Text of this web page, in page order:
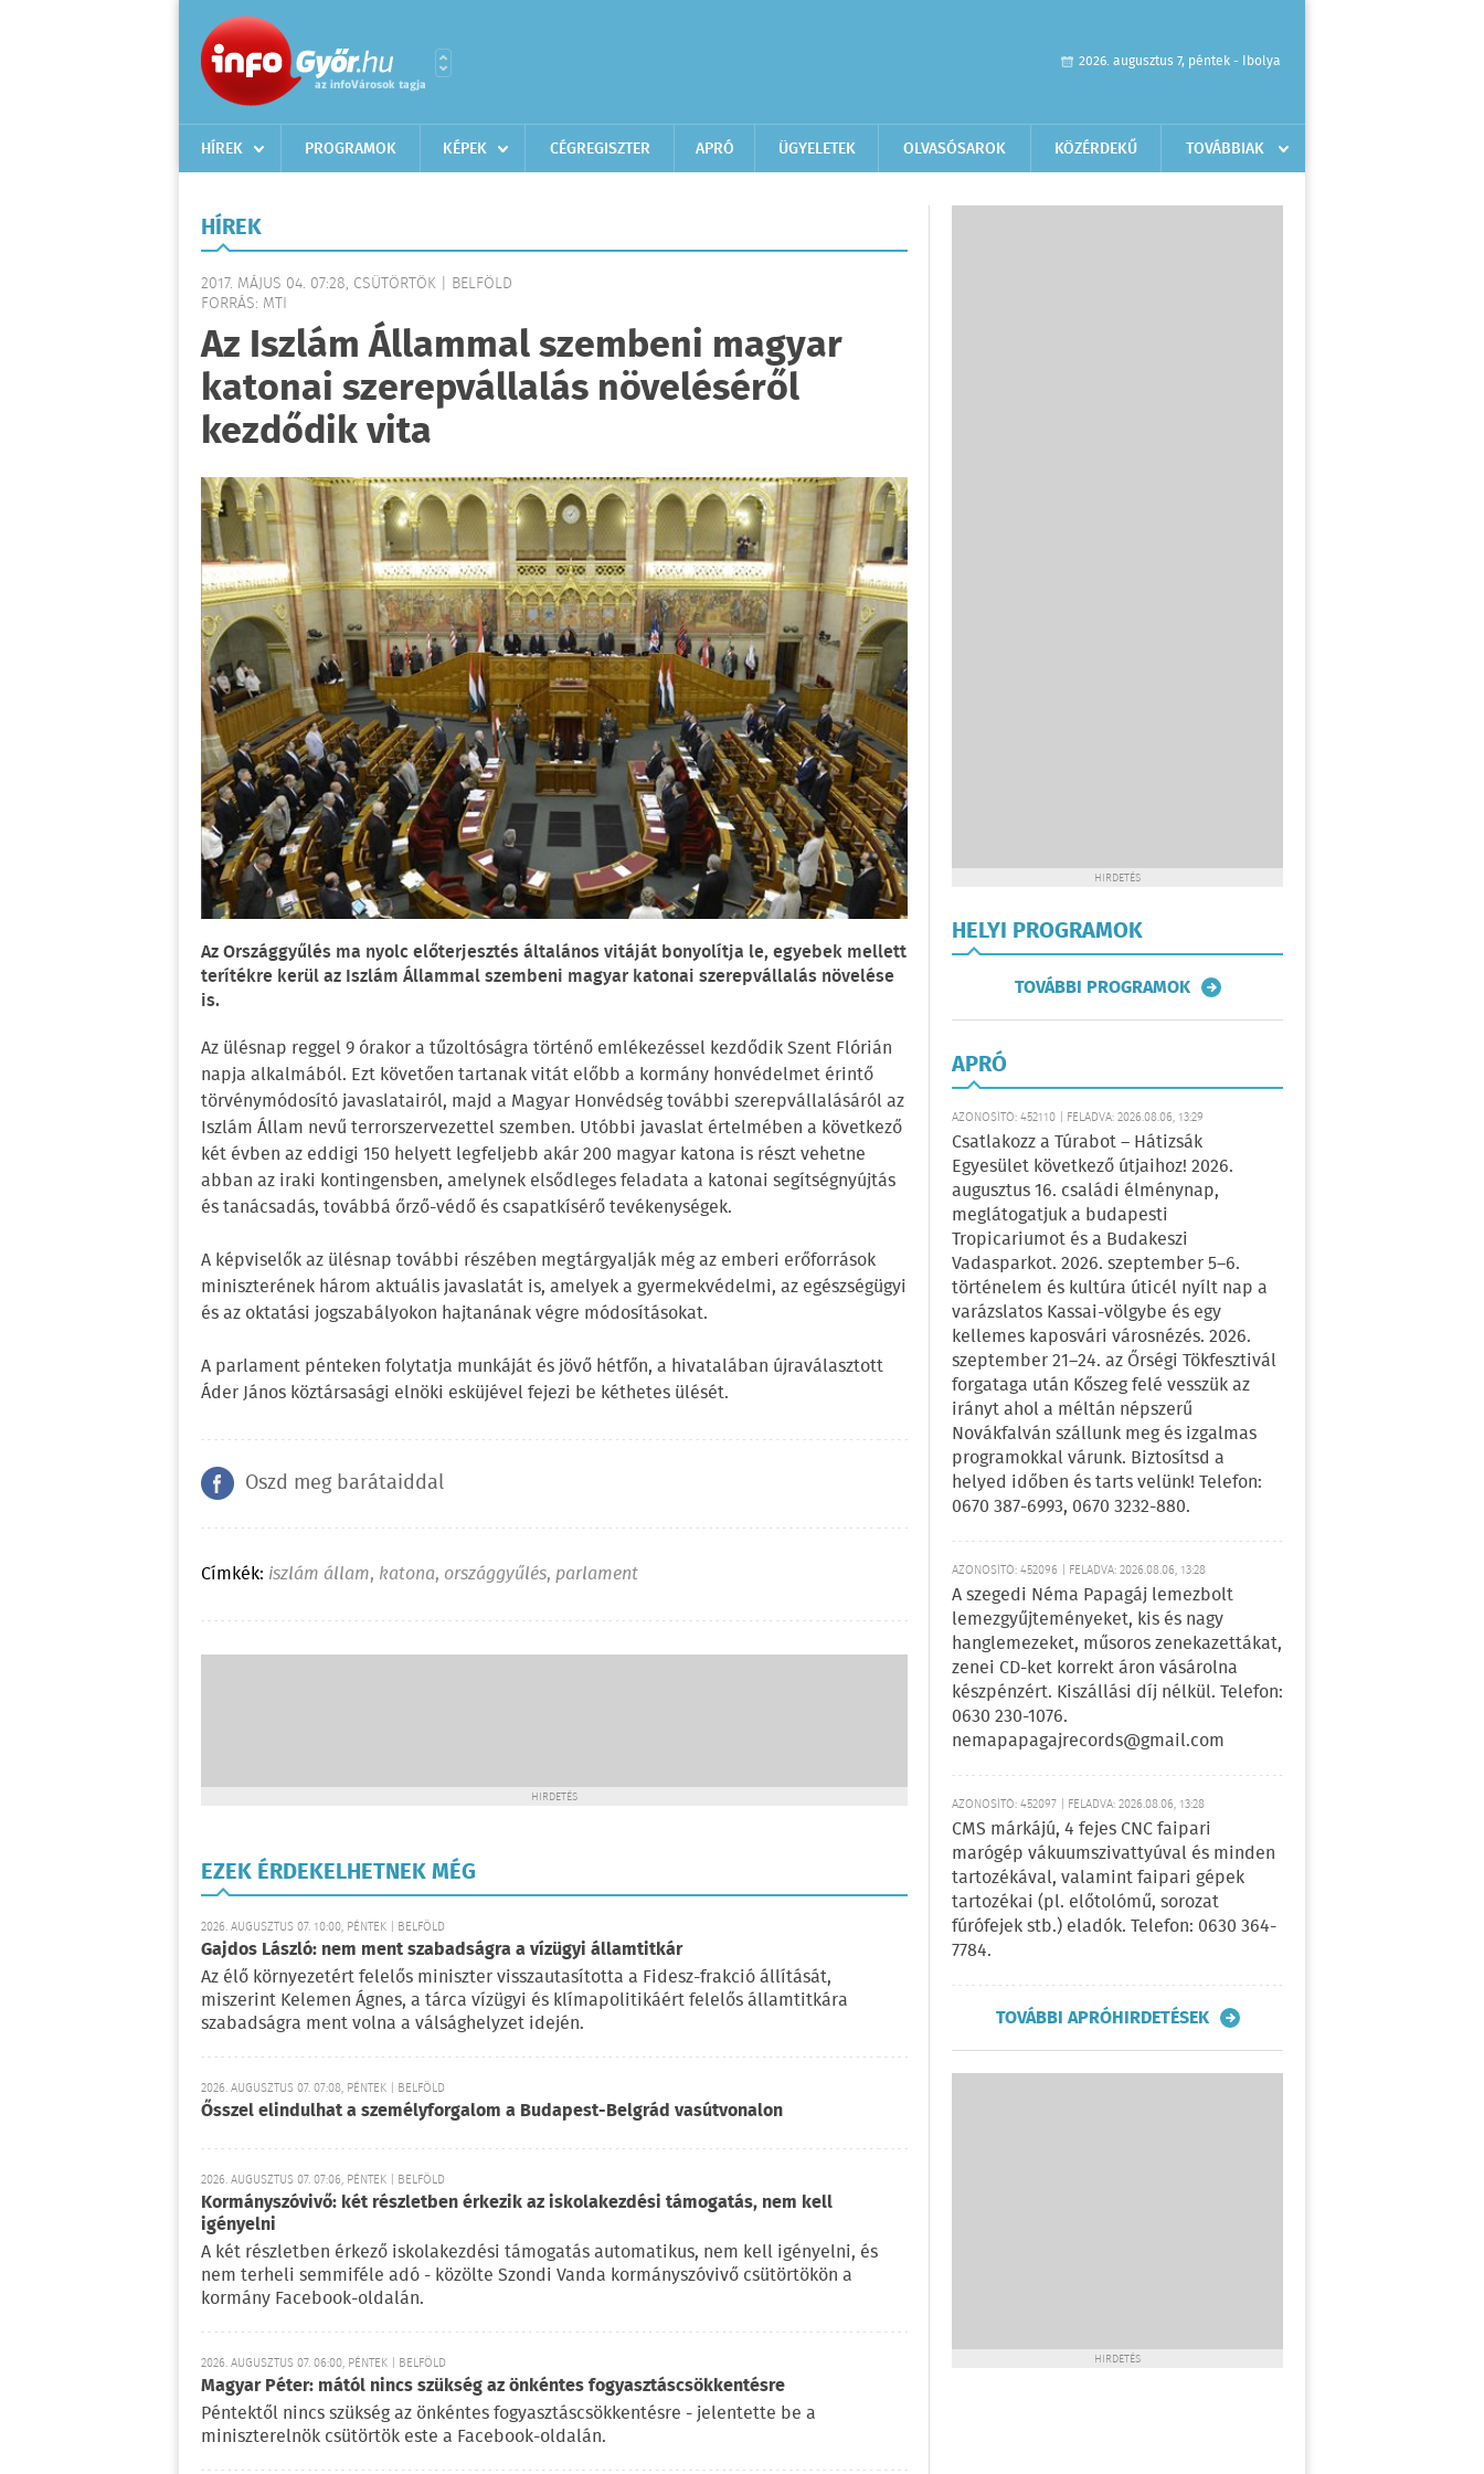
2026. augusztus 7, péntek - Ibolya
HÍREK PROGRAMOK KÉPEK CÉGREGISZTER APRÓ ÜGYELETEK OLVASÓSAROK KÖZÉRDEKŰ TOVÁBBIAK
HÍREK
2017. MÁJUS 04. 07:28, CSÜTÖRTÖK | BELFÖLD
FORRÁS: MTI
Az Iszlám Állammal szembeni magyar
katonai szerepvállalás növeléséről
kezdődik vita
Az Országgyűlés ma nyolc előterjesztés általános vitáját bonyolítja le, egyebek mellett
terítékre kerül az Iszlám Állammal szembeni magyar katonai szerepvállalás növelése
is.
Az ülésnap reggel 9 órakor a tűzoltóságra történő emlékezéssel kezdődik Szent Flórián
napja alkalmából. Ezt követően tartanak vitát előbb a kormány honvédelmet érintő
törvénymódosító javaslatairól, majd a Magyar Honvédség további szerepvállalásáról az
Iszlám Állam nevű terrorszervezettel szemben. Utóbbi javaslat értelmében a következő
két évben az eddigi 150 helyett legfeljebb akár 200 magyar katona is részt vehetne
abban az iraki kontingensben, amelynek elsődleges feladata a katonai segítségnyújtás
és tanácsadás, továbbá őrző-védő és csapatkísérő tevékenységek.
A képviselők az ülésnap további részében megtárgyalják még az emberi erőforrások
miniszterének három aktuális javaslatát is, amelyek a gyermekvédelmi, az egészségügyi
és az oktatási jogszabályokon hajtanának végre módosításokat.
A parlament pénteken folytatja munkáját és jövő hétfőn, a hivatalában újraválasztott
Áder János köztársasági elnöki esküjével fejezi be kéthetes ülését.
Oszd meg barátaiddal
Címkék: iszlám állam, katona, országgyűlés, parlament
HIRDETÉS
EZEK ÉRDEKELHETNEK MÉG
2026. AUGUSZTUS 07. 10:00, PÉNTEK | BELFÖLD
Gajdos László: nem ment szabadságra a vízügyi államtitkár
Az élő környezetért felelős miniszter visszautasította a Fidesz-frakció állítását,
miszerint Kelemen Ágnes, a tárca vízügyi és klímapolitikáért felelős államtitkára
szabadságra ment volna a válsághelyzet idején.
2026. AUGUSZTUS 07. 07:08, PÉNTEK | BELFÖLD
Ősszel elindulhat a személyforgalom a Budapest-Belgrád vasútvonalon
2026. AUGUSZTUS 07. 07:06, PÉNTEK | BELFÖLD
Kormányszóvivő: két részletben érkezik az iskolakezdési támogatás, nem kell
igényelni
A két részletben érkező iskolakezdési támogatás automatikus, nem kell igényelni, és
nem terheli semmiféle adó - közölte Szondi Vanda kormányszóvivő csütörtökön a
kormány Facebook-oldalán.
2026. AUGUSZTUS 07. 06:00, PÉNTEK | BELFÖLD
Magyar Péter: mától nincs szükség az önkéntes fogyasztáscsökkentésre
Péntektől nincs szükség az önkéntes fogyasztáscsökkentésre - jelentette be a
miniszterelnök csütörtök este a Facebook-oldalán.
HIRDETÉS
HELYI PROGRAMOK
TOVÁBBI PROGRAMOK
APRÓ
AZONOSÍTÓ: 452110 | FELADVA: 2026.08.06, 13:29
Csatlakozz a Túrabot – Hátizsák
Egyesület következő útjaihoz! 2026.
augusztus 16. családi élménynap,
meglátogatjuk a budapesti
Tropicariumot és a Budakeszi
Vadasparkot. 2026. szeptember 5–6.
történelem és kultúra úticél nyílt nap a
varázslatos Kassai-völgybe és egy
kellemes kaposvári városnézés. 2026.
szeptember 21–24. az Őrségi Tökfesztivál
forgataga után Kőszeg felé vesszük az
irányt ahol a méltán népszerű
Novákfalván szállunk meg és izgalmas
programokkal várunk. Biztosítsd a
helyed időben és tarts velünk! Telefon:
0670 387-6993, 0670 3232-880.
AZONOSÍTÓ: 452096 | FELADVA: 2026.08.06, 13:28
A szegedi Néma Papagáj lemezbolt
lemezgyűjteményeket, kis és nagy
hanglemezeket, műsoros zenekazettákat,
zenei CD-ket korrekt áron vásárolna
készpénzért. Kiszállási díj nélkül. Telefon:
0630 230-1076.
nemapapagajrecords@gmail.com
AZONOSÍTÓ: 452097 | FELADVA: 2026.08.06, 13:28
CMS márkájú, 4 fejes CNC faipari
marógép vákuumszivattyúval és minden
tartozékával, valamint faipari gépek
tartozékai (pl. előtolómű, sorozat
fúrófejek stb.) eladók. Telefon: 0630 364-
7784.
TOVÁBBI APRÓHIRDETÉSEK
HIRDETÉS